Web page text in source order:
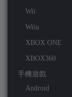
Wii
Wiiu
XBOX ONE
XBOX360
手機遊戲
Android